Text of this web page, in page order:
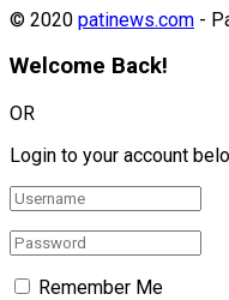
© 2020 patinews.com -
Welcome Back!
OR
Login to your account
Remember Me